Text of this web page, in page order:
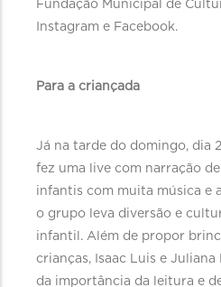
Fundação Municipal de
Instagram e Facebook.
Para a criançada
Já na tarde do domingo, dia
fez uma live com narração
infantis com muita música e
o grupo leva diversão e
infantil. Além de propor
crianças, Isaac Luis e
da importância da leitura e